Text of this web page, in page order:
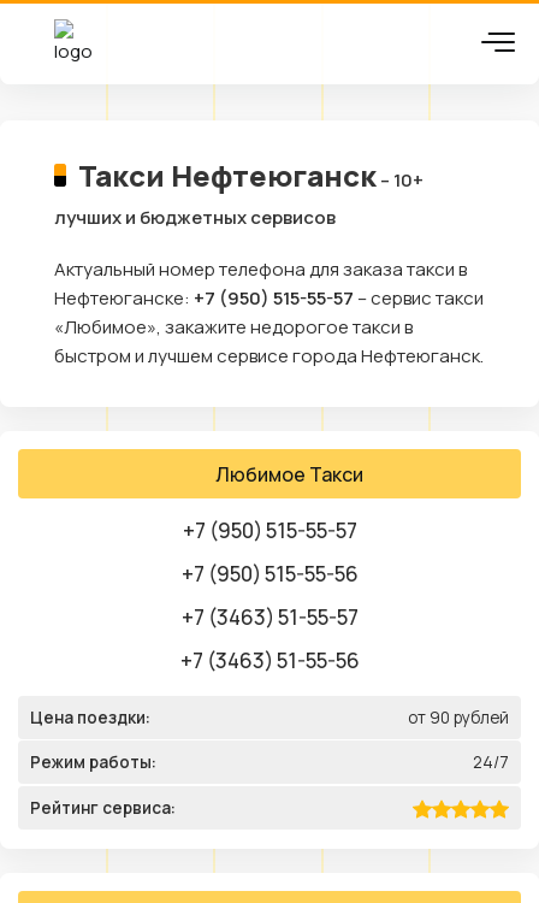
Такси Нефтеюганск– 10+
лучших и бюджетных сервисов
Актуальный номер телефона для заказа такси в
Нефтеюганске: +7 (950) 515-55-57 – сервис такси
«Любимое», закажите недорогое такси в
быстром и лучшем сервисе города Нефтеюганск.
Любимое Такси
+7 (950) 515-55-57
+7 (950) 515-55-56
+7 (3463) 51-55-57
+7 (3463) 51-55-56
Цена поездки: от 90 рублей
Режим работы: 24/7
Рейтинг сервиса: